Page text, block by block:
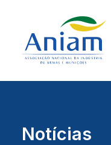
Notícias